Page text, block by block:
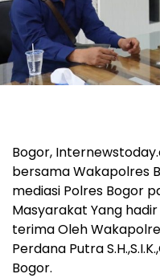
Bogor,
bersama Wakapolres
mediasi Polres Bogor
Masyarakat Yang
terima Oleh
Perdana Putra
Bogor.